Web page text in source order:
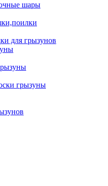
шары
для грызунов
грызуны